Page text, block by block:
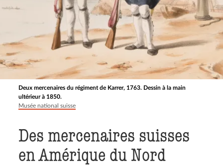
Deux mercenaires du régiment de Karrer, 1763. Dessin à la main
ultérieur à 1850.
Musée national suisse
Des mercenaires suisses
en Amérique du Nord